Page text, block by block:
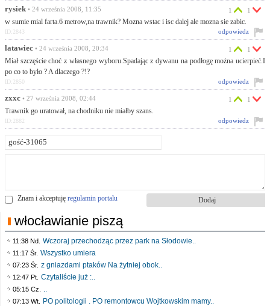
rysiek • 24 września 2008, 11:35
w sumie mial farta.6 metrow,na trawnik? Mozna wstac i isc dalej ale mozna sie zabic.
1 1
odpowiedz
ID:2843
latawiec • 24 września 2008, 20:34
Miał szczęście choć z własnego wyboru.Spadając z dywanu na podłogę można ucierpieć.I
po co to było ? A dlaczego ?!?
1 1
odpowiedz
ID:2850
zxxc • 27 września 2008, 02:44
Trawnik go uratował, na chodniku nie miałby szans.
1 1
odpowiedz
ID:2882
Znam i akceptuję regulamin portalu
włocławianie piszą
11:38 Nd. Wczoraj przechodząc przez park na Słodowie..
11:17 Śr. Wszystko umiera
07:23 Śr. z gniazdami ptaków Na żytniej obok..
12:47 Pt. Czytaliście już :..
05:15 Cz. ..
07:13 Wt. PO politologii . PO remontowcu Wojtkowskim mamy..